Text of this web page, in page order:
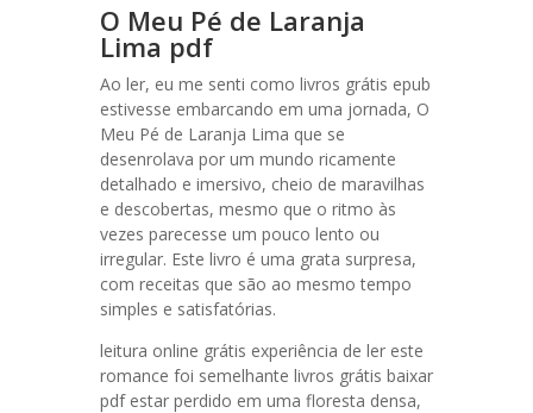
O Meu Pé de Laranja
Lima pdf
Ao ler, eu me senti como livros grátis epub
estivesse embarcando em uma jornada, O
Meu Pé de Laranja Lima que se
desenrolava por um mundo ricamente
detalhado e imersivo, cheio de maravilhas
e descobertas, mesmo que o ritmo às
vezes parecesse um pouco lento ou
irregular. Este livro é uma grata surpresa,
com receitas que são ao mesmo tempo
simples e satisfatórias.
leitura online grátis experiência de ler este
romance foi semelhante livros grátis baixar
pdf estar perdido em uma floresta densa,